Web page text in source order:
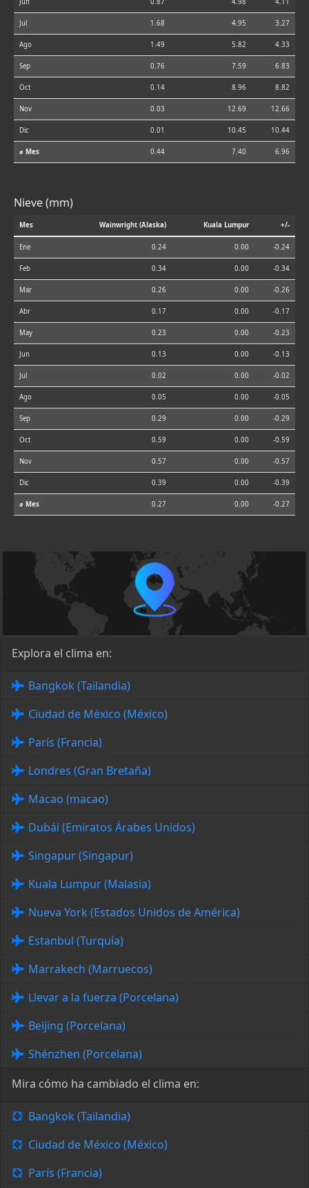
Jun 0.87 4.98 4.11
Jul 1.68 4.95 3.27
Ago 1.49 5.82 4.33
Sep 0.76 7.59 6.83
Oct 0.14 8.96 8.82
Nov 0.03 12.69 12.66
Dic 0.01 10.45 10.44
⌀ Mes 0.44 7.40 6.96
Nieve (mm)
Mes Wainwright (Alaska) Kuala Lumpur +/-
Ene 0.24 0.00 -0.24
Feb 0.34 0.00 -0.34
Mar 0.26 0.00 -0.26
Abr 0.17 0.00 -0.17
May 0.23 0.00 -0.23
Jun 0.13 0.00 -0.13
Jul 0.02 0.00 -0.02
Ago 0.05 0.00 -0.05
Sep 0.29 0.00 -0.29
Oct 0.59 0.00 -0.59
Nov 0.57 0.00 -0.57
Dic 0.39 0.00 -0.39
⌀ Mes 0.27 0.00 -0.27
Explora el clima en:
Bangkok (Tailandia)
Ciudad de México (México)
París (Francia)
Londres (Gran Bretaña)
Macao (macao)
Dubái (Emiratos Árabes Unidos)
Singapur (Singapur)
Kuala Lumpur (Malasia)
Nueva York (Estados Unidos de América)
Estanbul (Turquía)
Marrakech (Marruecos)
Llevar a la fuerza (Porcelana)
Beijing (Porcelana)
Shénzhen (Porcelana)
Mira cómo ha cambiado el clima en:
Bangkok (Tailandia)
Ciudad de México (México)
París (Francia)